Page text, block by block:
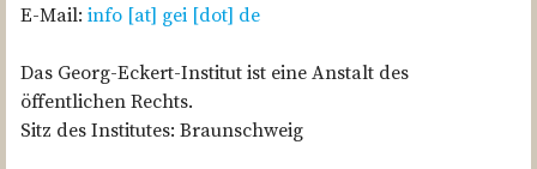
E-Mail: info [at] gei [dot] de
Das Georg-Eckert-Institut ist eine Anstalt des
öffentlichen Rechts.
Sitz des Institutes: Braunschweig